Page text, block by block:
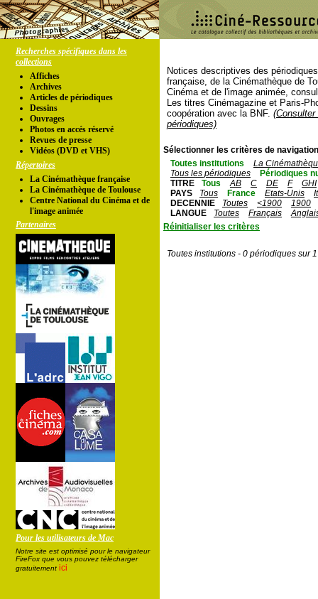
Recherches spécifiques dans les
collections
Affiches
Archives
Articles de périodiques
Dessins
Ouvrages
Photos en accés réservé
Revues de presse
Vidéos (DVD et VHS)
Répertoires
La Cinémathèque française
La Cinémathèque de Toulouse
Centre National du Cinéma et de
l'image animée
Partenaires
Pour les utilisateurs de Mac
Notre site est optimisé pour le navigateur
FireFox que vous pouvez télécharger
gratuitement ici
Notices descriptives des
française, de la Cinémathèque de
Cinéma et de l'image animée,
Les titres Cinémagazine et Paris-
coopération avec la BNF.
périodiques)
Sélectionner les critères de
Toutes institutions
La
Tous les périodiques
Périodiques
TITRE
Tous AB C DE F
GHI
PAYS
Tous France Etats-Unis
DECENNIE
Toutes <1900
1900
LANGUE
Toutes Français
Réinitialiser les critères
Toutes institutions - 0 périodiques sur